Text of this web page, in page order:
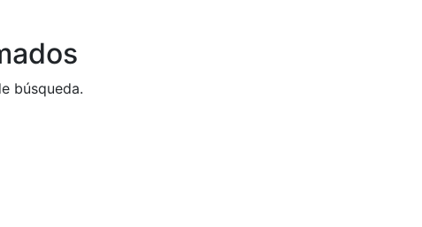
búsqueda.